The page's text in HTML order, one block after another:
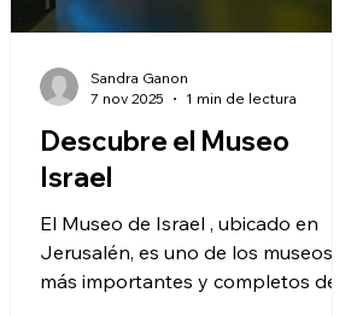
Descubre el Museo
Israel
El Museo de Israel , ubicado en
Jerusalén, es uno de los museos
más importantes y completos del
Sandra Ganon
7 nov 2025
1 min de lectura